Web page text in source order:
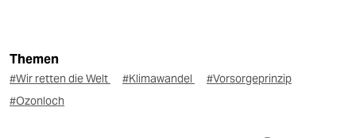
Themen
#Wir retten die Welt #Klimawandel
#Vorsorgeprinzip
#Ozonloch